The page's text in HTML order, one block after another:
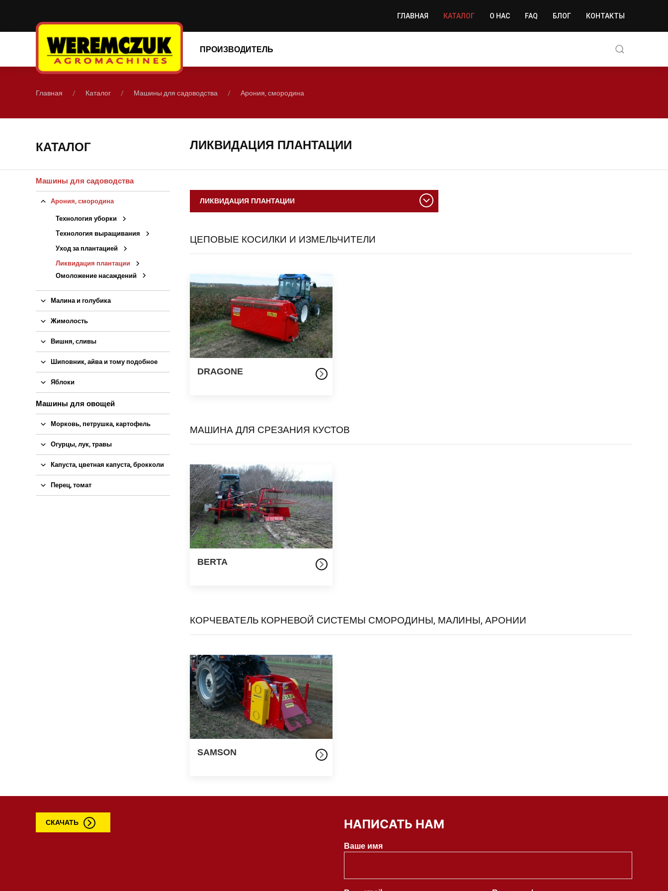
ГЛАВНАЯ КАТАЛОГ О НАС FAQ БЛОГ КОНТАКТЫ
ПРОИЗВОДИТЕЛЬ
Главная Каталог Машины для садоводства Арония, смородина
КАТАЛОГ ЛИКВИДАЦИЯ ПЛАНТАЦИИ
Машины для садоводства
Арония, смородина
Технология уборки
Tехнология выращивания
Уход за плантацией
Ликвидация плантации
Омоложение насаждений
Малина и голубика
Жимолость
Вишня, сливы
Шиповник, айва и тому подобное
Яблоки
Машины для овощей
Морковь, петрушка, картофель
Огурцы, лук, травы
Капуста, цветная капуста, брокколи
Перец, томат
ЛИКВИДАЦИЯ ПЛАНТАЦИИ
ЦЕПОВЫЕ КОСИЛКИ И ИЗМЕЛЬЧИТЕЛИ
DRAGONE
МАШИНА ДЛЯ СРЕЗАНИЯ КУСТОВ
BERTA
КОРЧЕВАТЕЛЬ КОРНЕВОЙ СИСТЕМЫ СМОРОДИНЫ, МАЛИНЫ, АРОНИИ
SAMSON
СКАЧАТЬ НАПИСАТЬ НАМ
Ваше имя